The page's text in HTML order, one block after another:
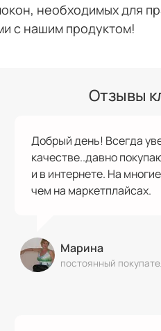
необходимых для
с нашим продуктом!
Отзывы
Добрый день! Всегда
качестве..давно
и в интернете. На
чем на маркетплайсах.
Марина
постоянный